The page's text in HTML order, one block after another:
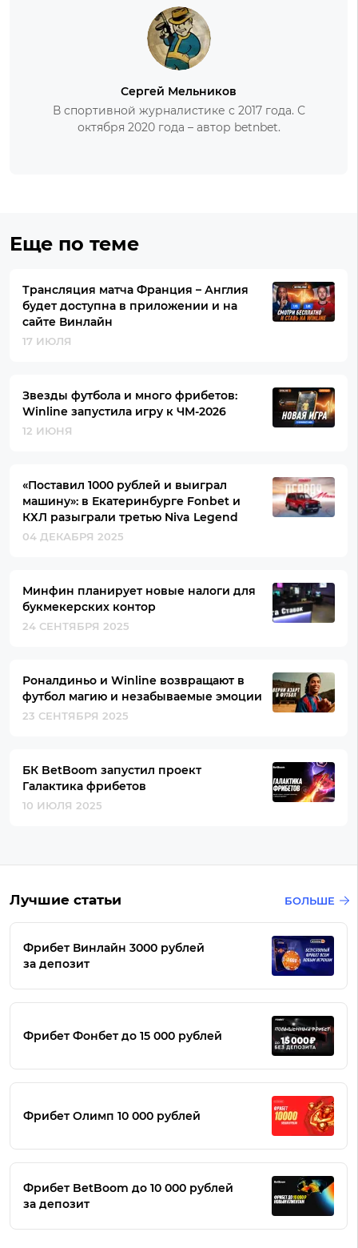
Сергей Мельников
В спортивной журналистике с 2017 года. С
октября 2020 года – автор betnbet.
Еще по теме
Трансляция матча Франция – Англия
будет доступна в приложении и на
сайте Винлайн
17 ИЮЛЯ
Звезды футбола и много фрибетов:
Winline запустила игру к ЧМ-2026
12 ИЮНЯ
«Поставил 1000 рублей и выиграл
машину»: в Екатеринбурге Fonbet и
КХЛ разыграли третью Niva Legend
04 ДЕКАБРЯ 2025
Минфин планирует новые налоги для
букмекерских контор
24 СЕНТЯБРЯ 2025
Роналдиньо и Winline возвращают в
футбол магию и незабываемые эмоции
23 СЕНТЯБРЯ 2025
БК BetBoom запустил проект
Галактика фрибетов
10 ИЮЛЯ 2025
Лучшие статьи БОЛЬШЕ
Фрибет Винлайн 3000 рублей
за депозит
Фрибет Фонбет до 15 000 рублей
Фрибет Олимп 10 000 рублей
Фрибет BetBoom до 10 000 рублей
за депозит